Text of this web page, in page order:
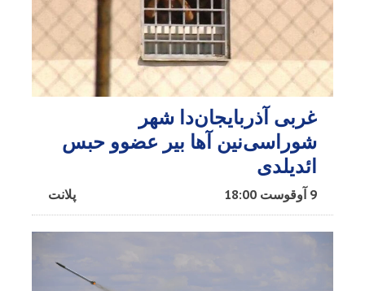
غربی آذربایجان‌دا شهر
شوراسی‌نین آها بیر عضوو حبس
ائدیلدی
پلانت 9 آوقوست 18:00